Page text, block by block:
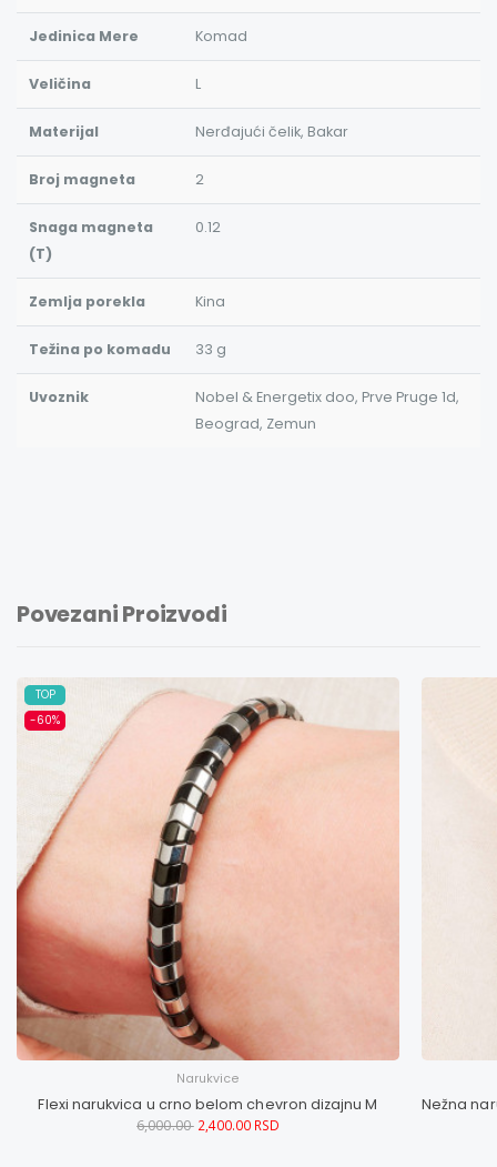
Jedinica Mere Komad
Veličina L
Materijal Nerđajući čelik, Bakar
Broj magneta 2
Snaga magneta
(T)
0.12
Zemlja porekla Kina
Težina po komadu 33 g
Uvoznik
Nobel & Energetix doo, Prve Pruge 1d,
Beograd, Zemun
Povezani Proizvodi
TOP
-60%
Narukvice
Flexi narukvica u crno belom chevron dizajnu M
6,000.00 2,400.00 RSD